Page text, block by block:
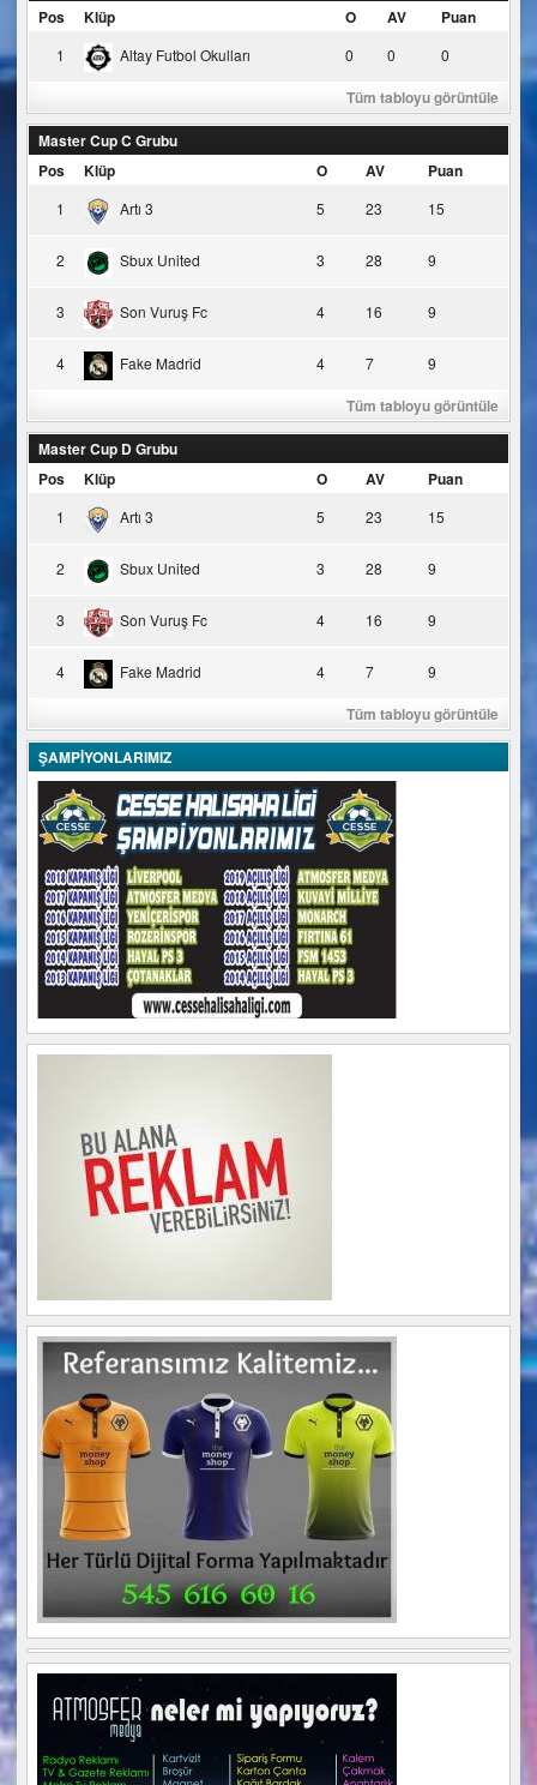
Pos Klüp O AV Puan
1 Altay Futbol Okulları 0 0 0
Tüm tabloyu görüntüle
Master Cup C Grubu
Pos
Klüp O AV Puan
1 Artı 3 5 23 15
2 Sbux United 3 28 9
3 Son Vuruş Fc 4 16 9
4 Fake Madrid 4 7 9
Tüm tabloyu görüntüle
Master Cup D Grubu
Pos
Klüp O AV Puan
1 Artı 3 5 23 15
2 Sbux United 3 28 9
3 Son Vuruş Fc 4 16 9
4 Fake Madrid 4 7 9
Tüm tabloyu görüntüle
ŞAMPİYONLARIMIZ